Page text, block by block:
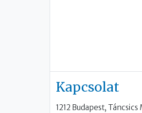
Kapcsolat
1212 Budapest, Táncsics